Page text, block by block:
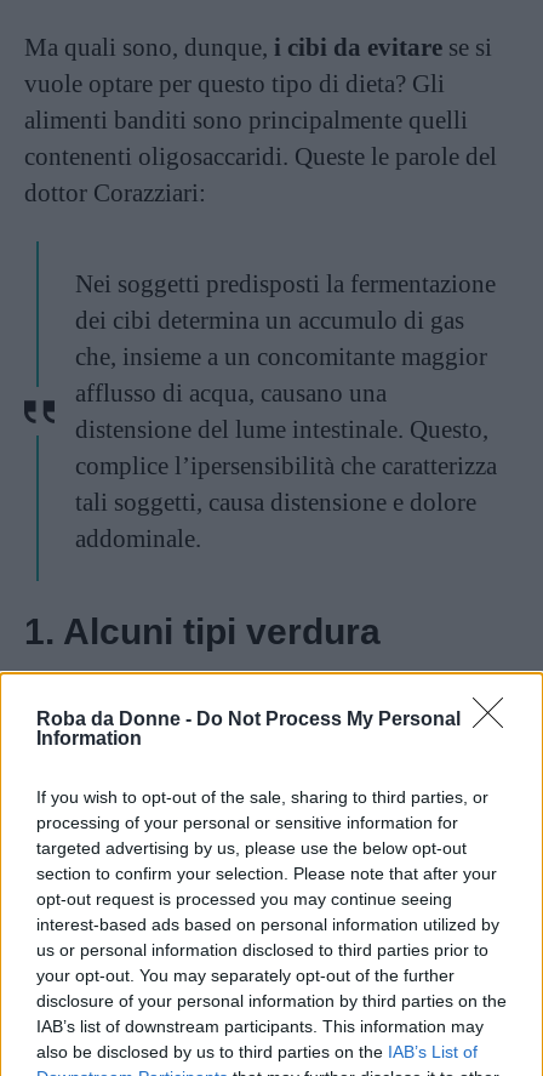
Roba da Donne - Do Not Process My Personal
Information
If you wish to opt-out of the sale, sharing to third parties, or
processing of your personal or sensitive information for
targeted advertising by us, please use the below opt-out
section to confirm your selection. Please note that after your
opt-out request is processed you may continue seeing
interest-based ads based on personal information utilized by
us or personal information disclosed to third parties prior to
your opt-out. You may separately opt-out of the further
disclosure of your personal information by third parties on the
IAB’s list of downstream participants. This information may
also be disclosed by us to third parties on the IAB’s List of
Ma quali sono, dunque, i cibi da evitare se si
vuole optare per questo tipo di dieta? Gli
alimenti banditi sono principalmente quelli
contenenti oligosaccaridi. Queste le parole del
dottor Corazziari:
Nei soggetti predisposti la fermentazione
dei cibi determina un accumulo di gas
che, insieme a un concomitante maggior
afflusso di acqua, causano una
distensione del lume intestinale. Questo,
complice l’ipersensibilità che caratterizza
tali soggetti, causa distensione e dolore
addominale.
1. Alcuni tipi verdura
Tra le verdure “incriminate” troviamo carciofi,
asparagi, barbabietole, cavoletti di Bruxelles,